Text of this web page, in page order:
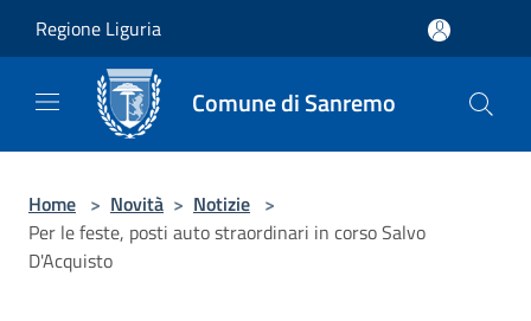
Regione Liguria
Comune di Sanremo
Home > Novità > Notizie >
Per le feste, posti auto straordinari in corso Salvo
D'Acquisto